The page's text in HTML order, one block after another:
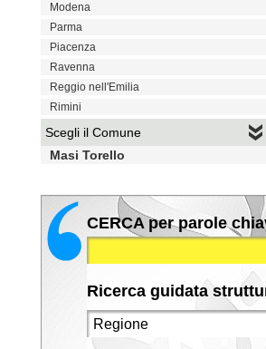
Modena
Parma
Piacenza
Ravenna
Reggio nell'Emilia
Rimini
Scegli il Comune
Masi Torello
CERCA per parole
Ricerca guidata